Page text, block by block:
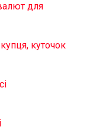
для
куточок